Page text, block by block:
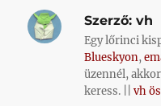
Szerző: vh
Egy lőrinci
Blueskyon,
üzennél,
keress. ||vh